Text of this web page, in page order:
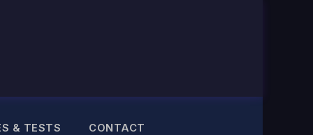
& TESTS CONTACT